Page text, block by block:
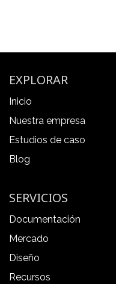
EXPLORAR
Inicio
Nuestra empresa
Estudios de caso
Blog
SERVICIOS
Documentación
Mercado
Diseño
Recursos